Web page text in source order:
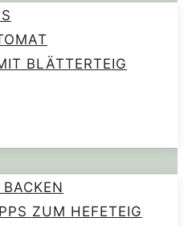
BLÄTTERTEIG
ZUM HEFETEIG